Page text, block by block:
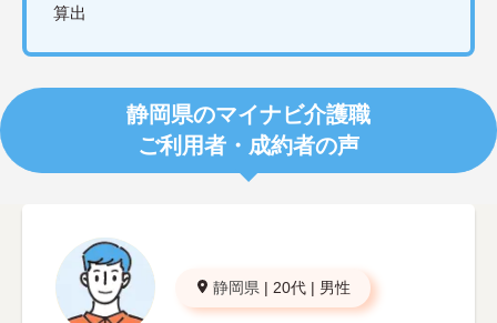
算出
静岡県のマイナビ介護職
ご利用者・成約者の声
静岡県 | 20代 | 男性